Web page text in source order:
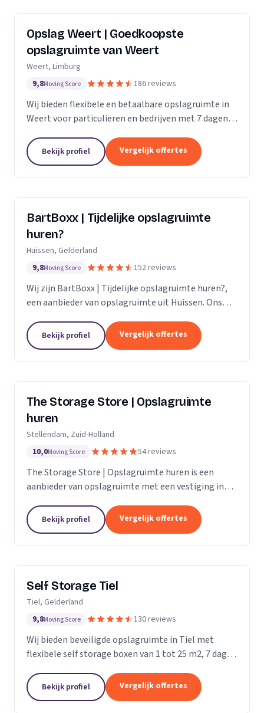
Opslag Weert | Goedkoopste
opslagruimte van Weert
Weert, Limburg
9,8Moving Score 186 reviews
Wij bieden flexibele en betaalbare opslagruimte in
Weert voor particulieren en bedrijven met 7 dagen
Bekijk profiel Vergelijk offertes
BartBoxx | Tijdelijke opslagruimte
huren?
Huissen, Gelderland
9,8Moving Score 152 reviews
Wij zijn BartBoxx | Tijdelijke opslagruimte huren?,
een aanbieder van opslagruimte uit Huissen. Ons
Bekijk profiel Vergelijk offertes
The Storage Store | Opslagruimte
huren
Stellendam, Zuid-Holland
10,0Moving Score 54 reviews
The Storage Store | Opslagruimte huren is een
aanbieder van opslagruimte met een vestiging in
Bekijk profiel Vergelijk offertes
Self Storage Tiel
Tiel, Gelderland
9,8Moving Score 130 reviews
Wij bieden beveiligde opslagruimte in Tiel met
flexibele self storage boxen van 1 tot 25 m2, 7 dagen
Bekijk profiel Vergelijk offertes